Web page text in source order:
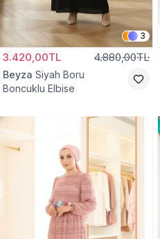
3
3.420,00TL 4.880,00TL
Beyza Siyah Boru
Boncuklu Elbise